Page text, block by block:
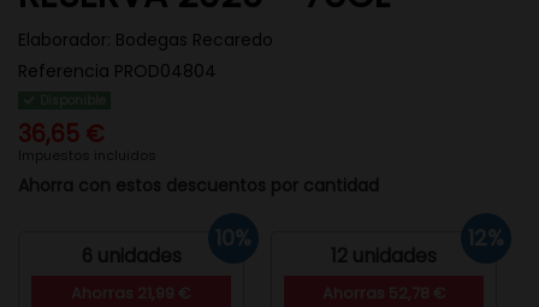
Elaborador: Bodegas Recaredo
Referencia PROD04804
36,65 €
Impuestos incluidos
Ahorra con estos descuentos por cantidad
6 unidades
10%
12 unidades
12%